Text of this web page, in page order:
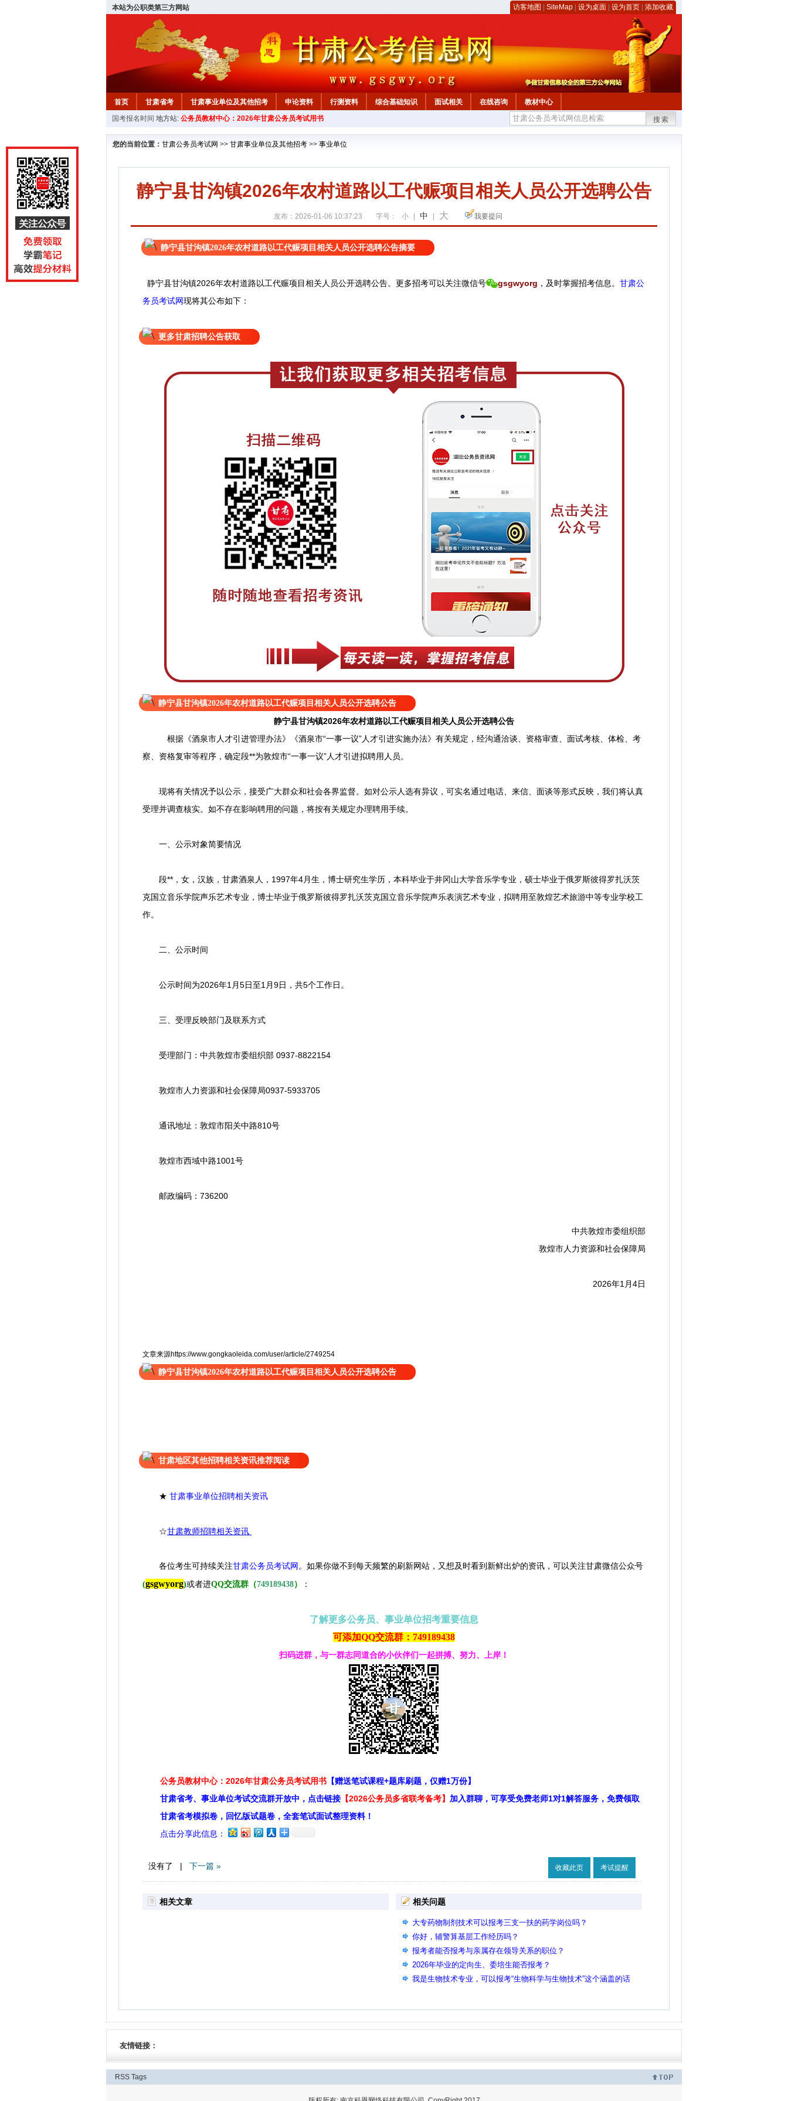
本站为公职类第三方网站 访客地图 SiteMap 设为桌面 设为首页 添加收藏
首页 甘肃省考 甘肃事业单位及其他招考 申论资料 行测资料 综合基础知识 面试相关 在线咨询
教材中心
国考报名时间 地方站: 公务员教材中心：2026年甘肃公务员考试用书 搜索
您的当前位置： 甘肃公务员考试网 >> 甘肃事业单位及其他招考 >> 事业单位
静宁县甘沟镇2026年农村道路以工代赈项目相关人员公开选聘公告
发布：2026-01-06 10:37:23 字号： 小 中 大 我要提问
静宁县甘沟镇2026年农村道路以工代赈项目相关人员公开选聘公告摘要
静宁县甘沟镇2026年农村道路以工代赈项目相关人员公开选聘公告。 更多招考可以关注微信号 gsgwyorg ， 及时掌握招考信息。 甘肃公
务员考试网现将其公布如下：
更多甘肃招聘公告获取
静宁县甘沟镇2026年农村道路以工代赈项目相关人员公开选聘公告
静宁县甘沟镇2026年农村道路以工代赈项目相关人员公开选聘公告
根据《酒泉市人才引进管理办法》《酒泉市“一事一议”人才引进实施办法》有关规定，经沟通洽谈、资格审查、面试考核、体检、考
察、资格复审等程序，确定段**为敦煌市“一事一议”人才引进拟聘用人员。
现将有关情况予以公示，接受广大群众和社会各界监督。如对公示人选有异议，可实名通过电话、来信、面谈等形式反映，我们将认真
受理并调查核实。如不存在影响聘用的问题，将按有关规定办理聘用手续。
一、公示对象简要情况
段**，女，汉族，甘肃酒泉人，1997年4月生，博士研究生学历，本科毕业于井冈山大学音乐学专业，硕士毕业于俄罗斯彼得罗扎沃茨
克国立音乐学院声乐艺术专业，博士毕业于俄罗斯彼得罗扎沃茨克国立音乐学院声乐表演艺术专业，拟聘用至敦煌艺术旅游中等专业学校工
作。
二、公示时间
公示时间为2026年1月5日至1月9日，共5个工作日。
三、受理反映部门及联系方式
受理部门：中共敦煌市委组织部 0937-8822154
敦煌市人力资源和社会保障局0937-5933705
通讯地址：敦煌市阳关中路810号
敦煌市西域中路1001号
邮政编码：736200
中共敦煌市委组织部
敦煌市人力资源和社会保障局
2026年1月4日
文章来源https://www.gongkaoleida.com/user/article/2749254
静宁县甘沟镇2026年农村道路以工代赈项目相关人员公开选聘公告
甘肃地区其他招聘相关资讯推荐阅读
★ 甘肃事业单位招聘相关资讯
☆甘肃教师招聘相关资讯
各位考生可持续关注甘肃公务员考试网 。 如果你做不到每天频繁的刷新网站，又想及时看到新鲜出炉的资讯，可以关注甘肃微信公众号
(gsgwyorg)或者进QQ交流群（749189438） ：
了解更多公务员、事业单位招考重要信息
可添加QQ交流群：749189438
扫码进群，与一群志同道合的小伙伴们一起拼搏、努力、上岸！
公务员教材中心：2026年甘肃公务员考试用书 【赠送笔试课程+题库刷题，仅赠1万份】
甘肃省考、事业单位考试交流群开放中，点击链接 【2026公务员多省联考备考】 加入群聊，可享受免费老师1对1解答服务，免费领取
甘肃省考模拟卷，回忆版试题卷，全套笔试面试整理资料！
点击分享此信息：
没有了 | 下一篇 » 收藏此页 考试提醒
相关文章 相关问题
大专药物制剂技术可以报考三支一扶的药学岗位吗？
你好，辅警算基层工作经历吗？
报考者能否报考与亲属存在领导关系的职位？
2026年毕业的定向生、委培生能否报考？
我是生物技术专业，可以报考“生物科学与生物技术”这个涵盖的话
友情链接：
RSS Tags